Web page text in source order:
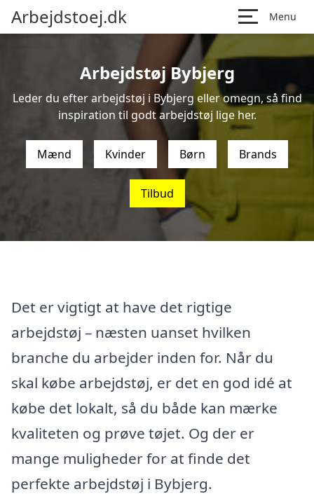
Arbejdstoej.dk Menu
Arbejdstøj Bybjerg
Leder du efter arbejdstøj i Bybjerg eller omegn, så find
inspiration til godt arbejdstøj lige her.
Mænd Kvinder Børn Brands
Tilbud
Det er vigtigt at have det rigtige
arbejdstøj – næsten uanset hvilken
branche du arbejder inden for. Når du
skal købe arbejdstøj, er det en god idé at
købe det lokalt, så du både kan mærke
kvaliteten og prøve tøjet. Og der er
mange muligheder for at finde det
perfekte arbejdstøj i Bybjerg.